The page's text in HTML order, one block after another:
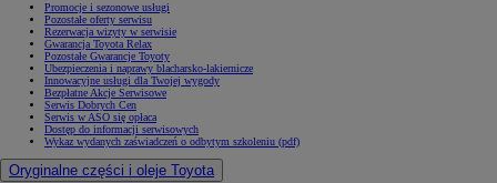
Promocje i sezonowe usługi
Pozostałe oferty serwisu
Rezerwacja wizyty w serwisie
Gwarancja Toyota Relax
Pozostałe Gwarancje Toyoty
Ubezpieczenia i naprawy blacharsko-lakiernicze
Innowacyjne usługi dla Twojej wygody
Bezpłatne Akcje Serwisowe
Serwis Dobrych Cen
Serwis w ASO się opłaca
Dostęp do informacji serwisowych
Wykaz wydanych zaświadczeń o odbytym szkoleniu (pdf)
Oryginalne części i oleje Toyota